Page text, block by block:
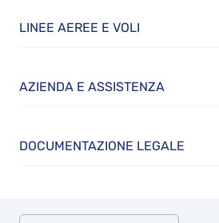
LINEE AEREE E VOLI
AZIENDA E ASSISTENZA
DOCUMENTAZIONE LEGALE